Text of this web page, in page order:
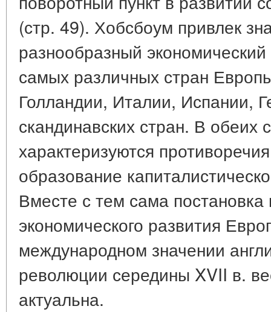
(стр. 49). Хобсбоум привлек
разнообразный
самых различных стран
Голландии, Италии, Испании,
скандинавских стран. В обеих
характеризуются
образование
Вместе с тем сама
экономического развития
международном значении
революции середины XVII в.
актуальна.